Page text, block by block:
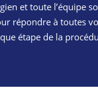
et toute l’équipe
répondre à toutes
étape de la